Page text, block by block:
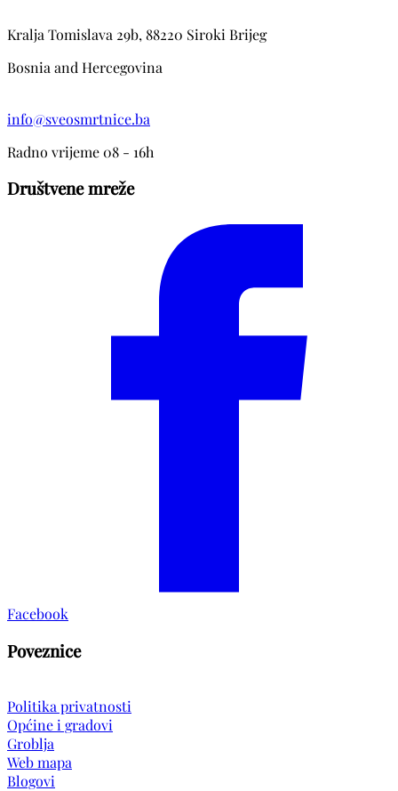
Kralja Tomislava 29b, 88220 Siroki Brijeg
Bosnia and Hercegovina
info@sveosmrtnice.ba
Radno vrijeme 08 - 16h
Društvene mreže
Facebook
Poveznice
Politika privatnosti
Općine i gradovi
Groblja
Web mapa
Blogovi